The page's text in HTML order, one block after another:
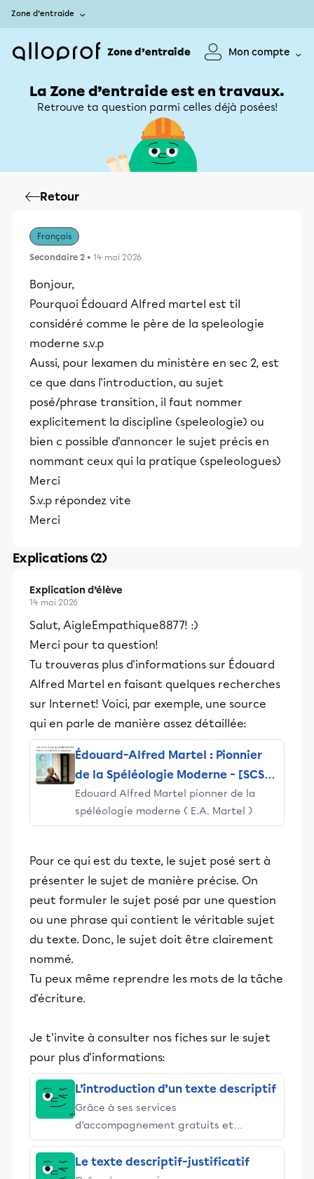
Zone d’entraide
Zone d’entraide Mon compte
La Zone d’entraide est en travaux.
Retrouve ta question parmi celles déjà posées!
Retour
Français
Secondaire 2 • 14 mai 2026
Bonjour,
Pourquoi Édouard Alfred martel est til
considéré comme le père de la speleologie
moderne s.v.p
Aussi, pour lexamen du ministère en sec 2, est
ce que dans l'introduction, au sujet
posé/phrase transition, il faut nommer
explicitement la discipline (speleologie) ou
bien c possible d'annoncer le sujet précis en
nommant ceux qui la pratique (speleologues)
Merci
S.v.p répondez vite
Merci
Explications (2)
Explication d’élève
14 mai 2026
Salut, AigleEmpathique8877! :)
Merci pour ta question!
Tu trouveras plus d'informations sur Édouard
Alfred Martel en faisant quelques recherches
sur Internet! Voici, par exemple, une source
qui en parle de manière assez détaillée:
Édouard-Alfred Martel : Pionnier
de la Spéléologie Moderne - [SCSP-
Alès] Société Cévenole de
Spéléologie et de Préhistoire.
Edouard Alfred Martel pionner de la
spéléologie moderne ( E.A. Martel )
Pour ce qui est du texte, le sujet posé sert à
présenter le sujet de manière précise. On
peut formuler le sujet posé par une question
ou une phrase qui contient le véritable sujet
du texte. Donc, le sujet doit être clairement
nommé.
Tu peux même reprendre les mots de la tâche
d'écriture.
Je t'invite à consulter nos fiches sur le sujet
pour plus d'informations:
L’introduction d’un texte descriptif
Grâce à ses services
d’accompagnement gratuits et
stimulants, Alloprof engage les élèves
et leurs parents dans la réussite
Le texte descriptif-justificatif